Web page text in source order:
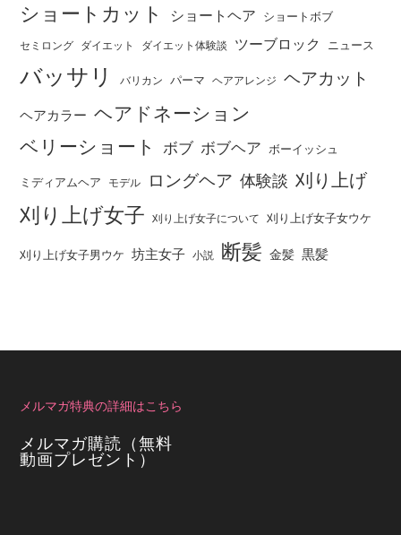
ショートカット ショートヘア ショートボブ
セミロング ダイエット ダイエット体験談 ツーブロック ニュース
バッサリ バリカン パーマ ヘアアレンジ ヘアカット
ヘアカラー ヘアドネーション
ベリーショート
ボブ ボブヘア ボーイッシュ
ミディアムヘア モデル ロングヘア 体験談 刈り上げ
刈り上げ女子 刈り上げ女子について 刈り上げ女子女ウケ
刈り上げ女子男ウケ 坊主女子 小説 断髪 金髪 黒髪
メルマガ特典の詳細はこちら
メルマガ購読（無料
動画プレゼント）